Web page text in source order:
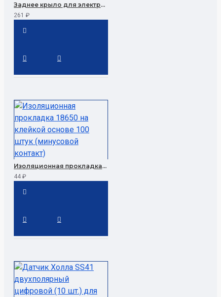
Заднее крыло для электросамоката Ninebot KickScooter Max G30, Digma, AOVO, Yokamura и другие
261 ₽
Изоляционная прокладка 18650 на клейкой основе 100 штук (минусовой контакт)
44 ₽